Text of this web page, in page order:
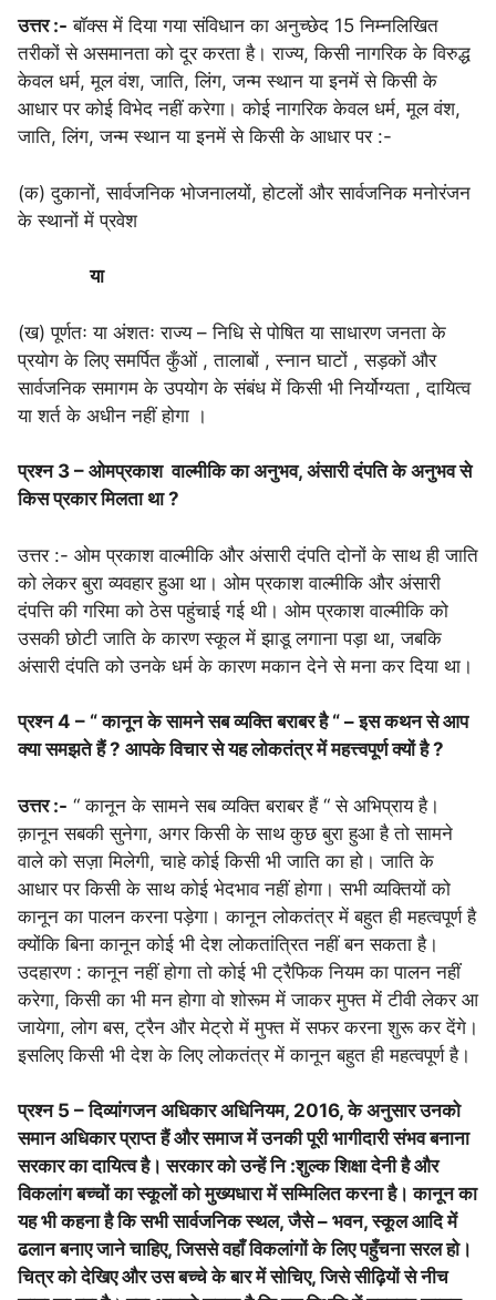
उत्तर :- बॉक्स में दिया गया संविधान का अनुच्छेद 15 निम्नलिखित
तरीकों से असमानता को दूर करता है। राज्य, किसी नागरिक के विरुद्ध
केवल धर्म, मूल वंश, जाति, लिंग, जन्म स्थान या इनमें से किसी के
आधार पर कोई विभेद नहीं करेगा। कोई नागरिक केवल धर्म, मूल वंश,
जाति, लिंग, जन्म स्थान या इनमें से किसी के आधार पर :-
(क) दुकानों, सार्वजनिक भोजनालयों, होटलों और सार्वजनिक मनोरंजन
के स्थानों में प्रवेश
या
(ख) पूर्णतः या अंशतः राज्य – निधि से पोषित या साधारण जनता के
प्रयोग के लिए समर्पित कुँओं , तालाबों , स्नान घाटों , सड़कों और
सार्वजनिक समागम के उपयोग के संबंध में किसी भी निर्योग्यता , दायित्व
या शर्त के अधीन नहीं होगा ।
प्रश्न 3 – ओमप्रकाश वाल्मीकि का अनुभव, अंसारी दंपति के अनुभव से
किस प्रकार मिलता था ?
उत्तर :- ओम प्रकाश वाल्मीकि और अंसारी दंपति दोनों के साथ ही जाति
को लेकर बुरा व्यवहार हुआ था। ओम प्रकाश वाल्मीकि और अंसारी
दंपत्ति की गरिमा को ठेस पहुंचाई गई थी। ओम प्रकाश वाल्मीकि को
उसकी छोटी जाति के कारण स्कूल में झाडू लगाना पड़ा था, जबकि
अंसारी दंपति को उनके धर्म के कारण मकान देने से मना कर दिया था।
प्रश्न 4 – “ कानून के सामने सब व्यक्ति बराबर है “ – इस कथन से आप
क्या समझते हैं ? आपके विचार से यह लोकतंत्र में महत्त्वपूर्ण क्यों है ?
उत्तर :- “ कानून के सामने सब व्यक्ति बराबर हैं “ से अभिप्राय है।
क़ानून सबकी सुनेगा, अगर किसी के साथ कुछ बुरा हुआ है तो सामने
वाले को सज़ा मिलेगी, चाहे कोई किसी भी जाति का हो। जाति के
आधार पर किसी के साथ कोई भेदभाव नहीं होगा। सभी व्यक्तियों को
कानून का पालन करना पड़ेगा। कानून लोकतंत्र में बहुत ही महत्वपूर्ण है
क्योंकि बिना कानून कोई भी देश लोकतांत्रित नहीं बन सकता है।
उदहारण : कानून नहीं होगा तो कोई भी ट्रैफिक नियम का पालन नहीं
करेगा, किसी का भी मन होगा वो शोरूम में जाकर मुफ्त में टीवी लेकर आ
जायेगा, लोग बस, ट्रैन और मेट्रो में मुफ्त में सफर करना शुरू कर देंगे।
इसलिए किसी भी देश के लिए लोकतंत्र में कानून बहुत ही महत्वपूर्ण है।
प्रश्न 5 – दिव्यांगजन अधिकार अधिनियम, 2016, के अनुसार उनको
समान अधिकार प्राप्त हैं और समाज में उनकी पूरी भागीदारी संभव बनाना
सरकार का दायित्व है। सरकार को उन्हें नि :शुल्क शिक्षा देनी है और
विकलांग बच्चों का स्कूलों को मुख्यधारा में सम्मिलित करना है। कानून का
यह भी कहना है कि सभी सार्वजनिक स्थल, जैसे – भवन, स्कूल आदि में
ढलान बनाए जाने चाहिए, जिससे वहाँ विकलांगों के लिए पहुँचना सरल हो।
चित्र को देखिए और उस बच्चे के बार में सोचिए, जिसे सीढ़ियों से नीच